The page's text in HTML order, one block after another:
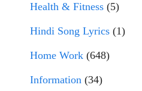
Health & Fitness (5)
Hindi Song Lyrics (1)
Home Work (648)
Information (34)